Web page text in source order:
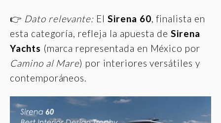
👉 Dato relevante: El Sirena 60, finalista en
esta categoría, refleja la apuesta deSirena
Yachts (marca representada en México por
Camino al Mare) por interiores versátiles y
contemporáneos.